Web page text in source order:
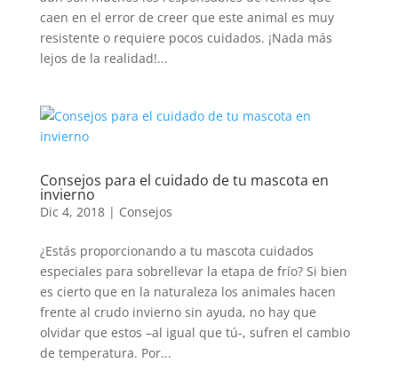
caen en el error de creer que este animal es muy
resistente o requiere pocos cuidados. ¡Nada más
lejos de la realidad!...
Consejos para el cuidado de tu mascota en
invierno
Dic 4, 2018| Consejos
¿Estás proporcionando a tu mascota cuidados
especiales para sobrellevar la etapa de frío? Si bien
es cierto que en la naturaleza los animales hacen
frente al crudo invierno sin ayuda, no hay que
olvidar que estos –al igual que tú-, sufren el cambio
de temperatura. Por...